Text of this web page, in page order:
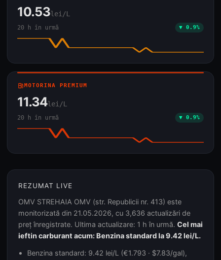
10.53lei/L
20 h în urmă ▼ 0.9%
local_gas_stationMOTORINA PREMIUM
11.34lei/L
20 h în urmă ▼ 0.9%
REZUMAT LIVE
OMV STREHAIA OMV (str. Republicii nr. 413) este
monitorizată din 21.05.2026, cu 3,636 actualizări de
preț înregistrate. Ultima actualizare: 1 h în urmă. Cel mai
ieftin carburant acum: Benzina standard la 9.42 lei/L.
Benzina standard: 9.42 lei/L (€1.793 · $7.83/gal),